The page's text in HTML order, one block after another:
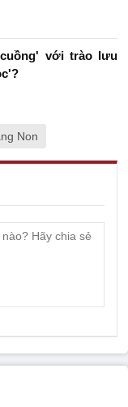
với trào lưu
Non